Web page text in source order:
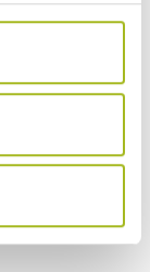
vor Ort
Anzeige